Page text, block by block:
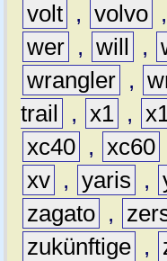
volt , volvo ,
wer , will ,
wrangler ,
trail
, x1 ,
xc40 , xc60
xv , yaris ,
zagato ,
zukünftige ,